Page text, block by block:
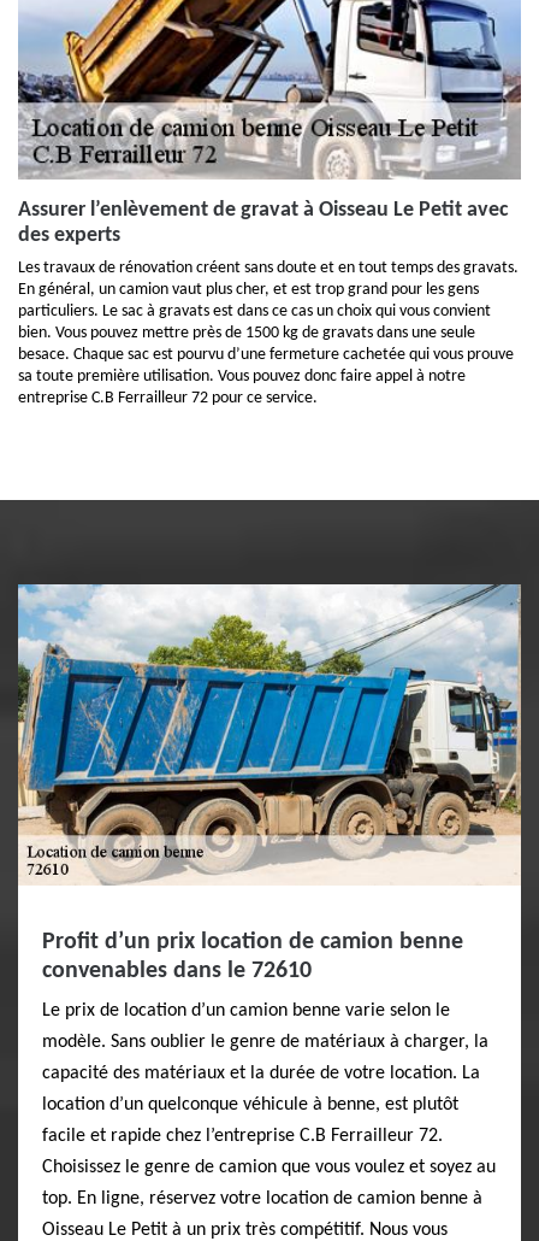
Assurer l’enlèvement de gravat à Oisseau Le Petit avec
des experts
Les travaux de rénovation créent sans doute et en tout temps des gravats.
En général, un camion vaut plus cher, et est trop grand pour les gens
particuliers. Le sac à gravats est dans ce cas un choix qui vous convient
bien. Vous pouvez mettre près de 1500 kg de gravats dans une seule
besace. Chaque sac est pourvu d’une fermeture cachetée qui vous prouve
sa toute première utilisation. Vous pouvez donc faire appel à notre
entreprise C.B Ferrailleur 72 pour ce service.
Profit d’un prix location de camion benne
convenables dans le 72610
Le prix de location d’un camion benne varie selon le
modèle. Sans oublier le genre de matériaux à charger, la
capacité des matériaux et la durée de votre location. La
location d’un quelconque véhicule à benne, est plutôt
facile et rapide chez l’entreprise C.B Ferrailleur 72.
Choisissez le genre de camion que vous voulez et soyez au
top. En ligne, réservez votre location de camion benne à
Oisseau Le Petit à un prix très compétitif. Nous vous